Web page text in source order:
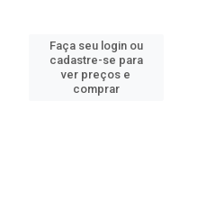
Faça seu login ou
cadastre-se para
ver preços e
comprar